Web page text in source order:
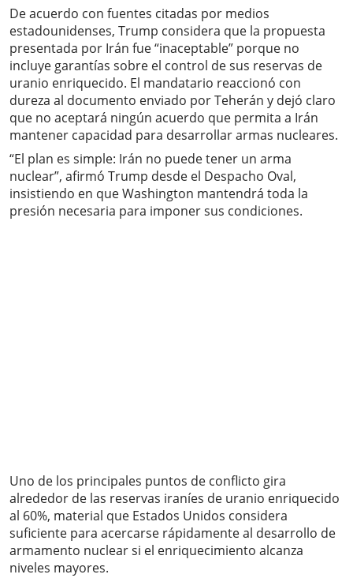
De acuerdo con fuentes citadas por medios
estadounidenses, Trump considera que la propuesta
presentada por Irán fue “inaceptable” porque no
incluye garantías sobre el control de sus reservas de
uranio enriquecido. El mandatario reaccionó con
dureza al documento enviado por Teherán y dejó claro
que no aceptará ningún acuerdo que permita a Irán
mantener capacidad para desarrollar armas nucleares.
“El plan es simple: Irán no puede tener un arma
nuclear”, afirmó Trump desde el Despacho Oval,
insistiendo en que Washington mantendrá toda la
presión necesaria para imponer sus condiciones.
Uno de los principales puntos de conflicto gira
alrededor de las reservas iraníes de uranio enriquecido
al 60%, material que Estados Unidos considera
suficiente para acercarse rápidamente al desarrollo de
armamento nuclear si el enriquecimiento alcanza
niveles mayores.